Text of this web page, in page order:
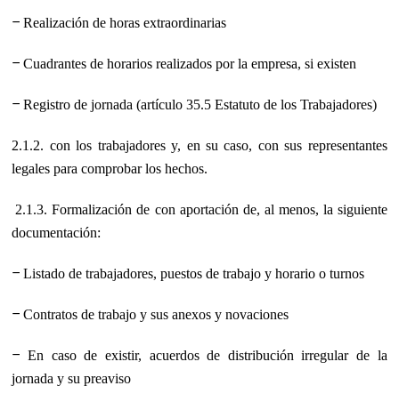
−Realización de horas extraordinarias
−Cuadrantes de horarios realizados por la empresa, si existen
−Registro de jornada (artículo 35.5 Estatuto de los Trabajadores)
2.1.2. con los trabajadores y, en su caso, con sus representantes
legales paracomprobar los hechos.
2.1.3.Formalización de con aportación de, al menos, la siguiente
documentación:
−Listado de trabajadores, puestos de trabajo y horario o turnos
−Contratos de trabajo y sus anexos y novaciones
−En caso de existir, acuerdos de distribución irregular de la
jornada y supreaviso